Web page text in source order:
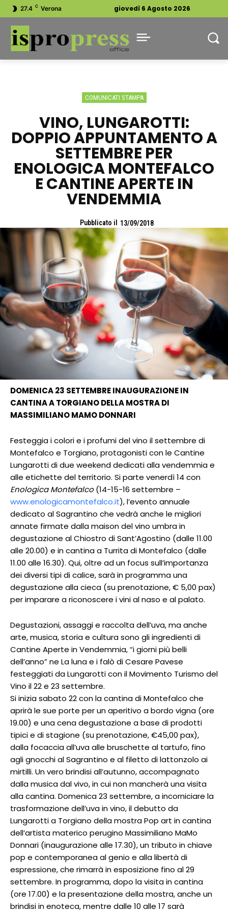
27.4 C Verona giovedì 6 Agosto 2026
COMUNICATI STAMPA
VINO, LUNGAROTTI:
DOPPIO APPUNTAMENTO A
SETTEMBRE PER
ENOLOGICA MONTEFALCO
E CANTINE APERTE IN
VENDEMMIA
Pubblicato il 13/09/2018
DOMENICA 23 SETTEMBRE INAUGURAZIONE IN
CANTINA A TORGIANO DELLA MOSTRA DI
MASSIMILIANO MAMO DONNARI
Festeggia i colori e i profumi del vino il settembre di
Montefalco e Torgiano, protagonisti con le Cantine
Lungarotti di due weekend dedicati alla vendemmia e
alle etichette del territorio. Si parte venerdì 14 con
Enologica Montefalco(14-15-16 settembre –
www.enologicamontefalco.it), l’evento annuale
dedicato al Sagrantino che vedrà anche le migliori
annate firmate dalla maison del vino umbra in
degustazione al Chiostro di Sant’Agostino (dalle 11.00
alle 20.00) e in cantina a Turrita di Montefalco (dalle
11.00 alle 16.30). Qui, oltre ad un focus sull’importanza
dei diversi tipi di calice, sarà in programma una
degustazione alla cieca (su prenotazione, € 5,00 pax)
per imparare a riconoscere i vini al naso e al palato.
Degustazioni, assaggi e raccolta dell’uva, ma anche
arte, musica, storia e cultura sono gli ingredienti di
Cantine Aperte in Vendemmia, “i giorni più belli
dell’anno” ne La luna e i falò di Cesare Pavese
festeggiati da Lungarotti con il Movimento Turismo del
Vino il 22 e 23 settembre.
Si inizia sabato 22 con la cantina di Montefalco che
aprirà le sue porte per un aperitivo a bordo vigna (ore
19.00) e una cena degustazione a base di prodotti
tipici e di stagione (su prenotazione, €45,00 pax),
dalla focaccia all’uva alle bruschette al tartufo, fino
agli gnocchi al Sagrantino e al filetto di lattonzolo ai
mirtilli. Un vero brindisi all’autunno, accompagnato
dalla musica dal vivo, in cui non mancherà una visita
alla cantina. Domenica 23 settembre, a incorniciare la
trasformazione dell’uva in vino, il debutto da
Lungarotti a Torgiano della mostra Pop art in cantina
dell’artista materico perugino Massimiliano MaMo
Donnari (inaugurazione alle 17.30), un tributo in chiave
pop e contemporanea al genio e alla libertà di
espressione, che rimarrà in esposizione fino al 29
settembre. In programma, dopo la visita in cantina
(ore 17.00) e la presentazione della mostra, anche un
brindisi in enoteca, mentre dalle 10 alle 17 sarà